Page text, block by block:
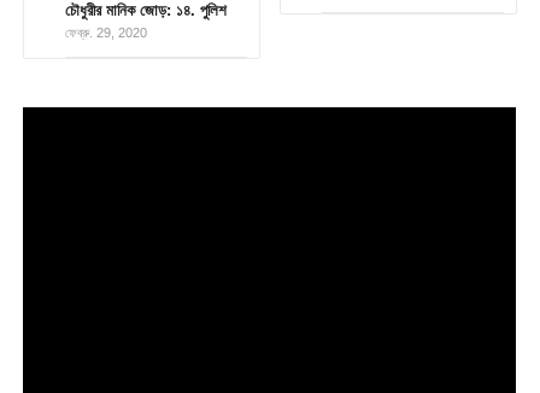
চৌধুরীর মানিক জোড়: ১৪. পুলিশ
ফেব্রু. 29, 2020